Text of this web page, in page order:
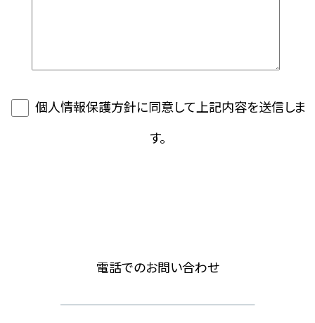
個人情報保護方針に同意して上記内容を送信しま
す。
電話でのお問い合わせ